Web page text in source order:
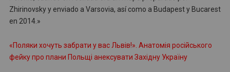
Zhirinovsky y enviado a Varsovia, así como a Budapest y Bucarest
en 2014.»
«Поляки хочуть забрати у вас Львів!». Анатомія російського
фейку про плани Польщі анексувати Західну Україну